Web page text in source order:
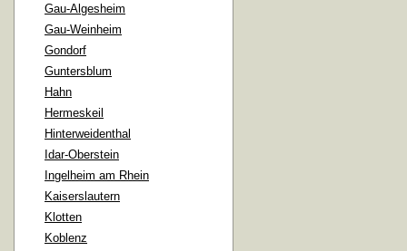
Gau-Algesheim
Gau-Weinheim
Gondorf
Guntersblum
Hahn
Hermeskeil
Hinterweidenthal
Idar-Oberstein
Ingelheim am Rhein
Kaiserslautern
Klotten
Koblenz